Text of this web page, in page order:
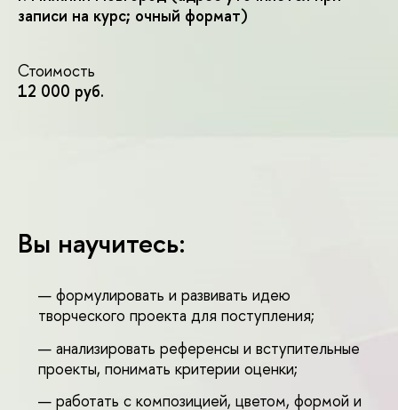
записи на курс; очный формат)
Стоимость
12 000 руб.
ы научитесь:
формулировать и развивать идею
творческого проекта для поступления;
анализировать референсы и вступительные
проекты, понимать критерии оценки;
работать с композицией, цветом, формой и